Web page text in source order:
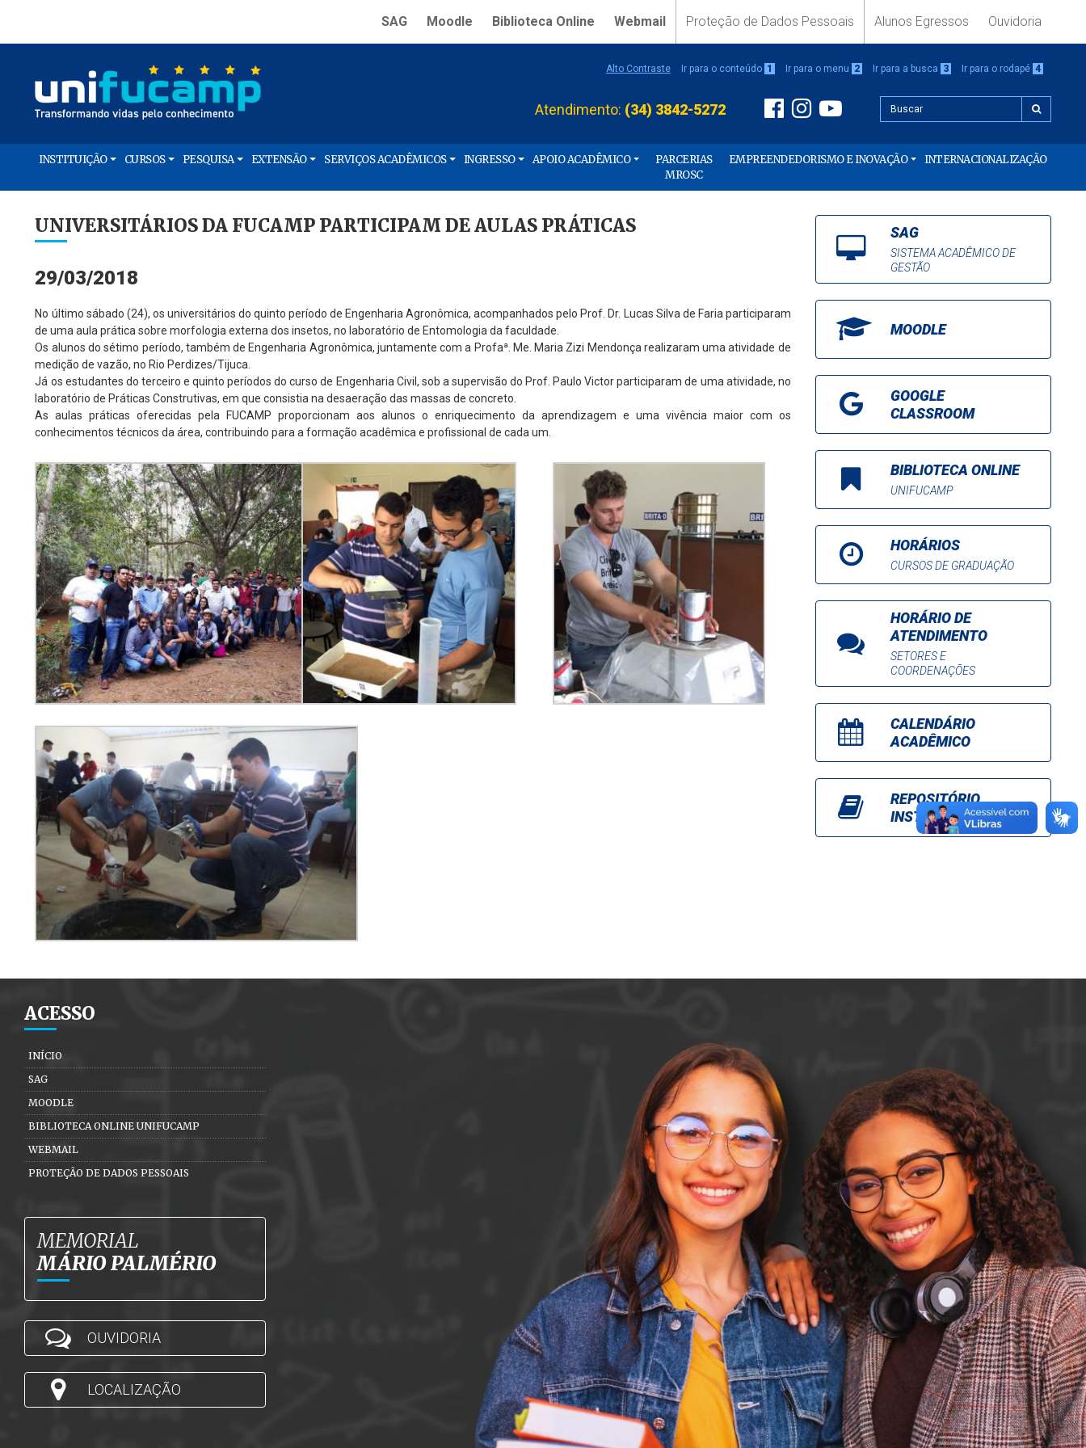
SAG Moodle Biblioteca Online Webmail Proteção de Dados Pessoais Alunos Egressos Ouvidoria
Alto Contraste Ir para o conteúdo 1 Ir para o menu 2 Ir para a busca 3 Ir para o rodapé 4
Atendimento: (34) 3842-5272
INSTITUIÇÃO CURSOS PESQUISA EXTENSÃO SERVIÇOS ACADÊMICOS INGRESSO APOIO ACADÊMICO
PARCERIAS
MROSC
EMPREENDEDORISMO E INOVAÇÃO INTERNACIONALIZAÇÃO
UNIVERSITÁRIOS DA FUCAMP PARTICIPAM DE AULAS PRÁTICAS
29/03/2018
No último sábado (24), os universitários do quinto período de Engenharia Agronômica, acompanhados pelo Prof. Dr. Lucas Silva de Faria participaram
de uma aula prática sobre morfologia externa dos insetos, no laboratório de Entomologia da faculdade.
Os alunos do sétimo período, também de Engenharia Agronômica, juntamente com a Profaª. Me. Maria Zizi Mendonça realizaram uma atividade de
medição de vazão, no Rio Perdizes/Tijuca.
Já os estudantes do terceiro e quinto períodos do curso de Engenharia Civil, sob a supervisão do Prof. Paulo Victor participaram de uma atividade, no
laboratório de Práticas Construtivas, em que consistia na desaeração das massas de concreto.
As aulas práticas oferecidas pela FUCAMP proporcionam aos alunos o enriquecimento da aprendizagem e uma vivência maior com os
conhecimentos técnicos da área, contribuindo para a formação acadêmica e profissional de cada um.
SAG
SISTEMA ACADÊMICO DE
GESTÃO
MOODLE
GOOGLE
CLASSROOM
BIBLIOTECA ONLINE
UNIFUCAMP
HORÁRIOS
CURSOS DE GRADUAÇÃO
HORÁRIO DE
ATENDIMENTO
SETORES E
COORDENAÇÕES
CALENDÁRIO
ACADÊMICO
REPOSITÓRIO
INSTITUCIONAL
ACESSO
INÍCIO
SAG
MOODLE
BIBLIOTECA ONLINE UNIFUCAMP
WEBMAIL
PROTEÇÃO DE DADOS PESSOAIS
MEMORIAL
MÁRIO PALMÉRIO
OUVIDORIA
LOCALIZAÇÃO